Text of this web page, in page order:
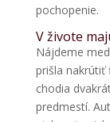
pochopenie.
V živote
Nájdeme
prišla nakrútiť
chodia
predmestí.